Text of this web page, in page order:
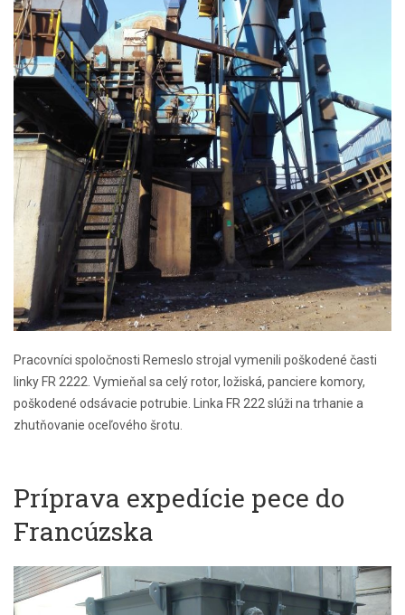
Pracovníci spoločnosti Remeslo strojal vymenili poškodené časti
linky FR 2222. Vymieňal sa celý rotor, ložiská, panciere komory,
poškodené odsávacie potrubie. Linka FR 222 slúži na trhanie a
zhutňovanie oceľového šrotu.
Príprava expedície pece do
Francúzska